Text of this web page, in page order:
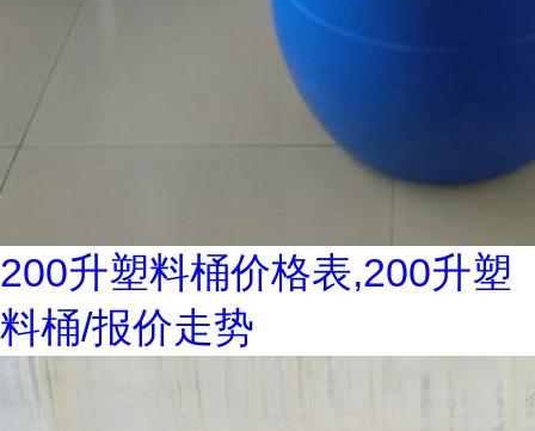
200升塑料桶价格表,200升塑
料桶/报价走势